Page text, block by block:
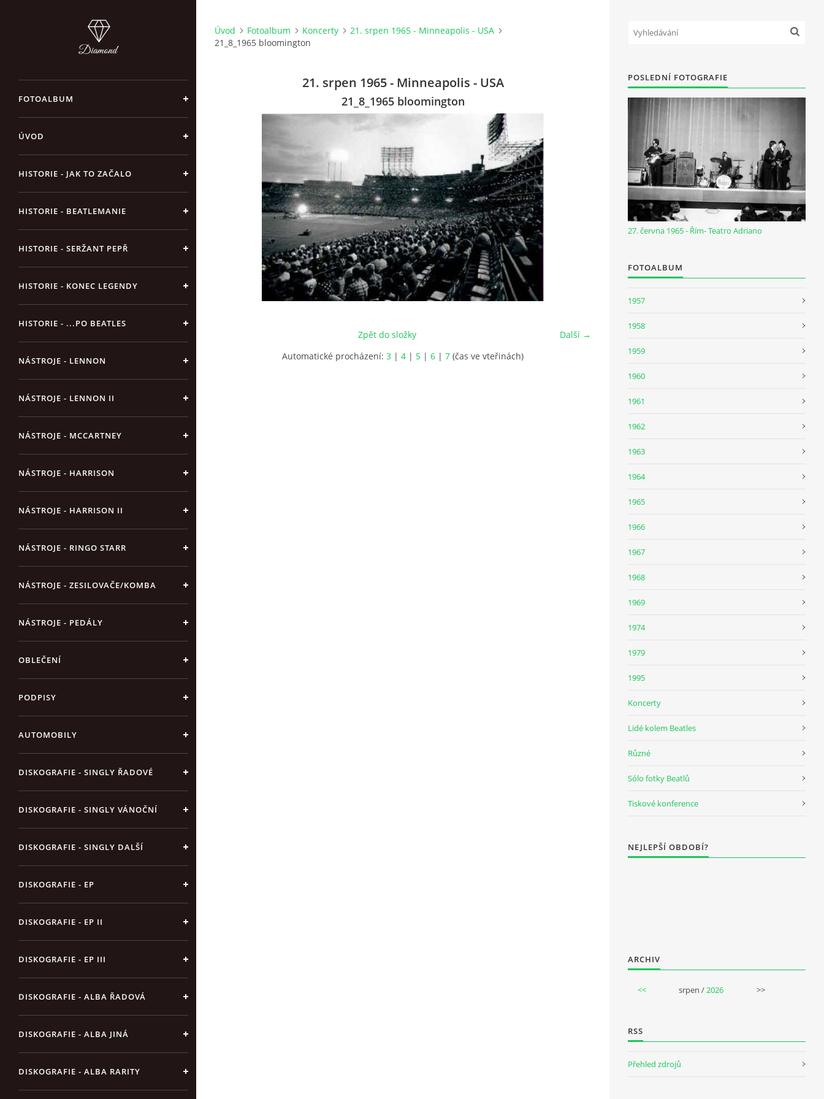
FOTOALBUM
ÚVOD
HISTORIE - JAK TO ZAČALO
HISTORIE - BEATLEMANIE
HISTORIE - SERŽANT PEPŘ
HISTORIE - KONEC LEGENDY
HISTORIE - ...PO BEATLES
NÁSTROJE - LENNON
NÁSTROJE - LENNON II
NÁSTROJE - MCCARTNEY
NÁSTROJE - HARRISON
NÁSTROJE - HARRISON II
NÁSTROJE - RINGO STARR
NÁSTROJE - ZESILOVAČE/KOMBA
NÁSTROJE - PEDÁLY
OBLEČENÍ
PODPISY
AUTOMOBILY
DISKOGRAFIE - SINGLY ŘADOVÉ
DISKOGRAFIE - SINGLY VÁNOČNÍ
DISKOGRAFIE - SINGLY DALŠÍ
DISKOGRAFIE - EP
DISKOGRAFIE - EP II
DISKOGRAFIE - EP III
DISKOGRAFIE - ALBA ŘADOVÁ
DISKOGRAFIE - ALBA JINÁ
DISKOGRAFIE - ALBA RARITY
Úvod Fotoalbum Koncerty
21. srpen 1965 - Minneapolis - USA
21_8_1965 bloomington
21. srpen 1965 - Minneapolis - USA
21_8_1965 bloomington
Další →
Zpět do složky
Automatické procházení: 3 | 4 | 5 | 6 | 7 (čas ve vteřinách)
POSLEDNÍ FOTOGRAFIE
27. června 1965 - Řím- Teatro Adriano
FOTOALBUM
1957
1958
1959
1960
1961
1962
1963
1964
1965
1966
1967
1968
1969
1974
1979
1995
Koncerty
Lidé kolem Beatles
Různé
Sólo fotky Beatlů
Tiskové konference
NEJLEPŠÍ OBDOBÍ?
ARCHIV
<< srpen /2026 >>
RSS
Přehled zdrojů